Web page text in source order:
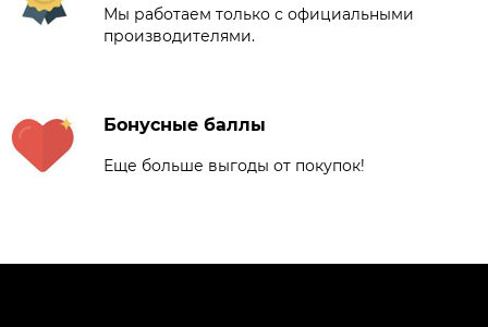
Мы работаем только с официальными
производителями.
Бонусные баллы
Еще больше выгоды от покупок!